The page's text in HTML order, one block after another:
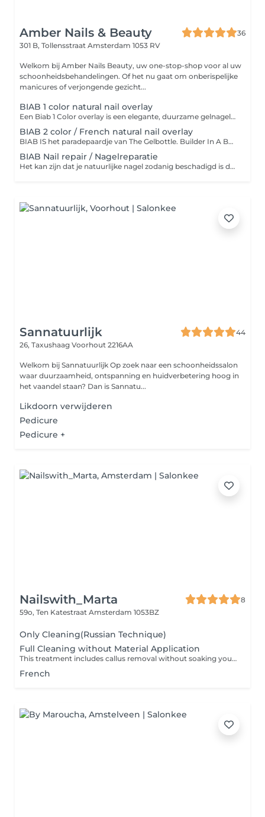
Amber Nails & Beauty
36
301 B, Tollensstraat Amsterdam 1053 RV
Welkom bij Amber Nails Beauty, uw one-stop-shop voor al uw
schoonheidsbehandelingen. Of het nu gaat om onberispelijke
manicures of verjongende gezicht...
BIAB 1 color natural nail overlay
Een Biab 1 Color overlay is een elegante, duurzame gelnagellak die zorgt voor een natuurlijke, glanzende finish met een kleurlaag. Perfect voor een verzorgende en subtiele look die lang blijft zitten. Ook geven wij vooraf een manicure. A Biab 1 Color overlay is an elegant, long-lasting gel nail polish that provides a natural, glossy finish with a layer of color. Perfect for a nourishing and subtle look that last a long time. We also give you a manicure
BIAB 2 color / French natural nail overlay
BIAB IS het paradepaardje van The Gelbottle. Builder In A Bottle, afgekort BIAB, is een geweldige soak off builder gel met een geïntegreerde primer en bonder. ... Maar ook meer flexibel dan een klassieke hard gel. Ben jij iemand die altijd droge, kapotte nagels heeft door nagelbijten, of omdat ze van zichzelf erg broos en breekbaar zijn? Dan is BIAB misschien dé behandeling voor jou. BIAB staat voor Builder In A Bottle en is bedacht door het nagelmerk The GelBottle. Het lijkt een beetje op gellak, alleen is dit een extra flexibele en verstevigende gel, die een nagelstyliste speciaal aanbrengt om een natuurlijke en egale nagel te creëren. Het is extra bijzonder, omdat het een primer én base in één is. Naast dat het er mooi uit ziet, zit er ook speciale voeding in voor je eigen nagels, zodat die naar verloop van tijd van zichzelf ook steviger én gezonder worden. Het merk BIAB is overigens volledig vegan en dierproefvrij. BIAB IS The Gelbottle's showpiece. Builder In A Bottle, abbreviated BIAB, is a great soak off builder gel with an integrated primer and bonder. ... But also more flexible than a classic hard gel. Are you someone who always has dry, broken nails because of nail biting, or because they are very brittle and brittle by themselves? Then BIAB might be the treatment for you. BIAB stands for Builder In A Bottle and was created by the nail brand The GelBottle. It looks a bit like gel polish, only this is an extra flexible and strengthening gel.
BIAB Nail repair / Nagelreparatie
Het kan zijn dat je natuurlijke nagel zodanig beschadigd is dat deze gerepareerd moet worden. Afhankelijk van de beschadiging aan de nagel worden er verschillende technieken toegepast de nagel te herstellen. Zo kunnen afgebroken of gescheurde nagels worden hersteld en begeleid naar hun originele natuurlijke staat.
Sannatuurlijk
44
26, Taxushaag Voorhout 2216AA
Welkom bij Sannatuurlijk Op zoek naar een schoonheidssalon
waar duurzaamheid, ontspanning en huidverbetering hoog in
het vaandel staan? Dan is Sannatu...
Likdoorn verwijderen
Pedicure
Pedicure +
Nailswith_Marta
8
59o, Ten Katestraat Amsterdam 1053BZ
Only Cleaning(Russian Technique)
Full Cleaning without Material Application
This treatment includes callus removal without soaking your feet in water using a smarter, water-free method, plus cuticle care, nail shaping, and a relaxing foot massage at the end. (No product application afterwards.)
French